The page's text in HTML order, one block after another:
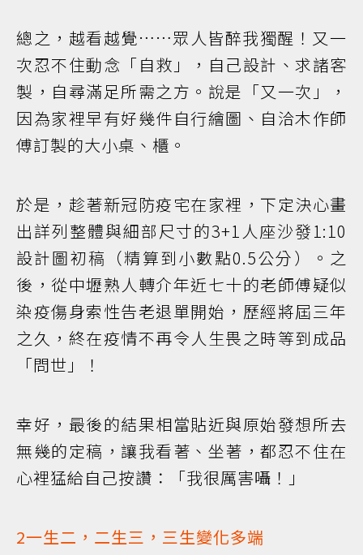
總之，越看越覺……眾人皆醉我獨醒！又一
次忍不住動念「自救」，自己設計、求諸客
製，自尋滿足所需之方。說是「又一次」，
因為家裡早有好幾件自行繪圖、自洽木作師
傅訂製的大小桌、櫃。
於是，趁著新冠防疫宅在家裡，下定決心畫
出詳列整體與細部尺寸的3+1人座沙發1:10
設計圖初稿（精算到小數點0.5公分）。之
後，從中壢熟人轉介年近七十的老師傅疑似
染疫傷身索性告老退單開始，歷經將屆三年
之久，終在疫情不再令人生畏之時等到成品
「問世」！
幸好，最後的結果相當貼近與原始發想所去
無幾的定稿，讓我看著、坐著，都忍不住在
心裡猛給自己按讚：「我很厲害囁！」
2一生二，二生三，三生變化多端